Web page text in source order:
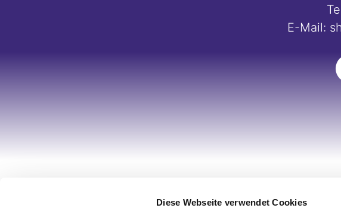
Diese Webseite verwendet Cookies
E-Mail: